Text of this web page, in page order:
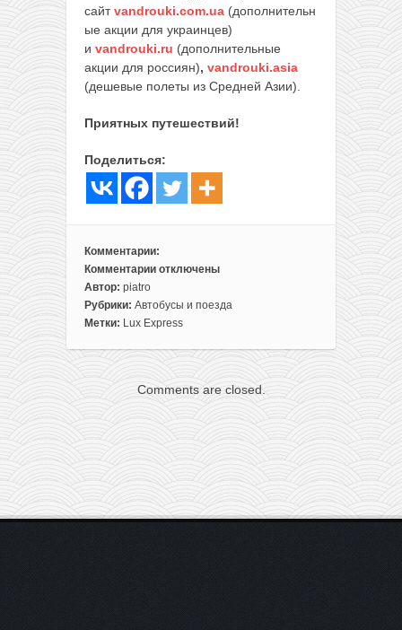
сайтvandrouki.com.ua (дополнительн
ые акции для украинцев)
и vandrouki.ru (дополнительные
акции для россиян), vandrouki.asia
(дешевые полеты из Средней Азии).
Приятных путешествий!
Поделиться:
Комментарии:
Комментарии
к
записи
Распродажа
Express:
билеты
из
Минска
Ригу
6€
отключены
Автор: piatro
Рубрики: Автобусы и поезда
Метки: Lux Express
Comments are closed.